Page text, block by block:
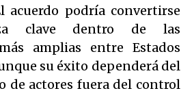
acuerdo podría convertirse
clave dentro de las
amplias entre Estados
su éxito dependerá del
de actores fuera del control